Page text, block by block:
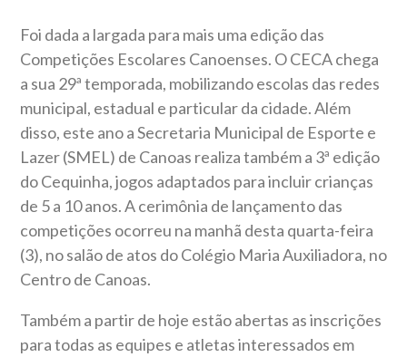
Foi dada a largada para mais uma edição das
Competições Escolares Canoenses. O CECA chega
a sua 29ª temporada, mobilizando escolas das redes
municipal, estadual e particular da cidade. Além
disso, este ano a Secretaria Municipal de Esporte e
Lazer (SMEL) de Canoas realiza também a 3ª edição
do Cequinha, jogos adaptados para incluir crianças
de 5 a 10 anos. A cerimônia de lançamento das
competições ocorreu na manhã desta quarta-feira
(3), no salão de atos do Colégio Maria Auxiliadora, no
Centro de Canoas.
Também a partir de hoje estão abertas as inscrições
para todas as equipes e atletas interessados em